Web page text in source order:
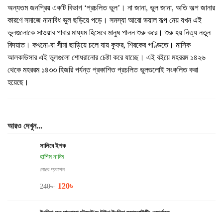
অন্যতম জনপ্রিয় একটি বিভাগ ‘প্রচলিত ভুল’। না জানা, ভুল জানা, অতি অল্প জানার
কারণে সমাজে নানাবিধ ভুল ছড়িয়ে পড়ে। সমস্যা আরো ভয়াল রূপ নেয় যখন এই
ভুলগুলোকে সাওয়াব পাবার মাধ্যম হিসেবে মানুষ পালন শুরু করে। শুরু হয় নিত্য নতুন
বিদয়াত। কখনো-বা সীমা ছাড়িয়ে চলে যায় কুফর, শিরকের গণ্ডিতে। মাসিক
আলকাউসার এই ভুলগুলো শোধরানোর চেষ্টা করে যাচ্ছে। এই বইয়ে মহররম ১৪২৬
থেকে মহররম ১৪৩৩ হিজরি পর্যন্ত প্রকাশিত প্রচলিত ভুলগুলোই সংকলিত করা
হয়েছে।
আরও দেখুন...
সালিবে ইশক
হাশিম নাদিম
নোঙর প্রকাশন
240৳ 120৳